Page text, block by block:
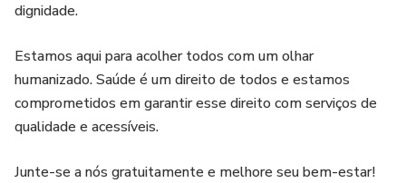
dignidade.
Estamos aqui para acolher todos com um olhar
humanizado. Saúde é um direito de todos e estamos
comprometidos em garantir esse direito com serviços de
qualidade e acessíveis.
Junte-se a nós gratuitamente e melhore seu bem-estar!